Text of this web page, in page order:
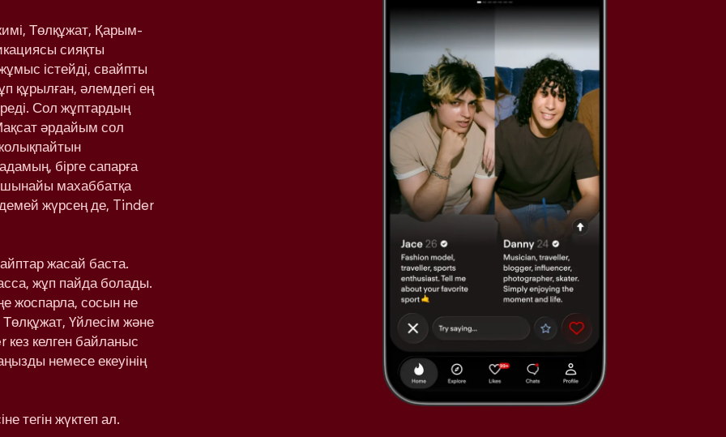
Төлқұжат, Қарым-
сияқты
істейді, свайпты
құрылған, әлемдегі ең
Сол жұптардың
әрдайым сол
бірге сапарға
шынайы махаббатқа
жүрсең де, Tinder
жасай баста.
жұп пайда болады.
жоспарла, сосын не
Үйлесім және
келген байланыс
немесе екеуінің
тегін жүктеп ал.